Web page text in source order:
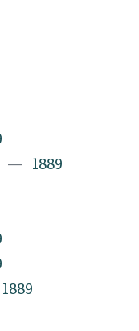
1889
1889